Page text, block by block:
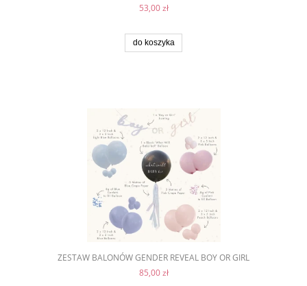
53,00 zł
do koszyka
ZESTAW BALONÓW GENDER REVEAL BOY OR GIRL
85,00 zł